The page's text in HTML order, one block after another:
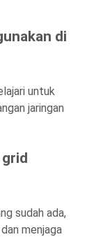
di
untuk
jaringan
sudah ada,
menjaga